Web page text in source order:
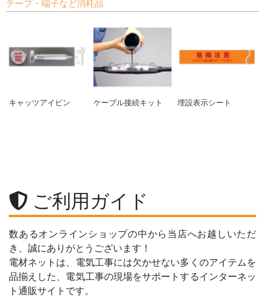
テープ・端子など消耗品
キャッツアイピン ケーブル接続キット 埋設表示シート
ご利用ガイド
数あるオンラインショップの中から当店へお越しいただ
き、誠にありがとうございます！
電材ネットは、電気工事には欠かせない多くのアイテムを
品揃えした、電気工事の現場をサポートするインターネッ
ト通販サイトです。